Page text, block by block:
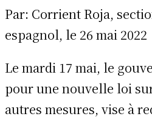
Par: Corrient Roja,
espagnol, le 26 mai 2022
Le mardi 17 mai, le
pour une nouvelle loi
autres mesures, vise à